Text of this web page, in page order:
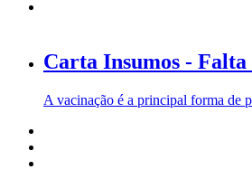
Carta Insumos -
A vacinação é a principal forma de